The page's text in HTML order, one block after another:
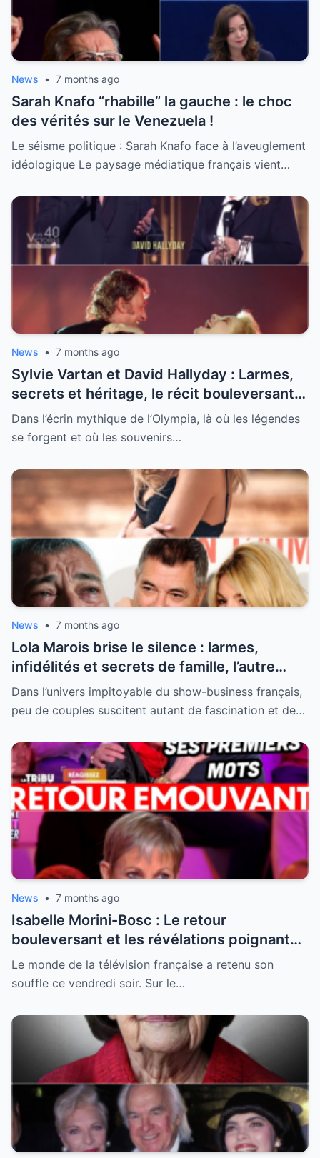
News • 7 months ago
Sarah Knafo “rhabille” la gauche : le choc
des vérités sur le Venezuela !
Le séisme politique : Sarah Knafo face à l’aveuglement
idéologique Le paysage médiatique français vient…
News • 7 months ago
Sylvie Vartan et David Hallyday : Larmes,
secrets et héritage, le récit bouleversant
d’un hommage historique à Johnny à
l’Olympia
Dans l’écrin mythique de l’Olympia, là où les légendes
se forgent et où les souvenirs…
News • 7 months ago
Lola Marois brise le silence : larmes,
infidélités et secrets de famille, l’autre
visage de Jean-Marie Bigard enfin dévoilé
Dans l’univers impitoyable du show-business français,
peu de couples suscitent autant de fascination et de…
News • 7 months ago
Isabelle Morini-Bosc : Le retour
bouleversant et les révélations poignantes
après la perte de son mari
Le monde de la télévision française a retenu son
souffle ce vendredi soir. Sur le…